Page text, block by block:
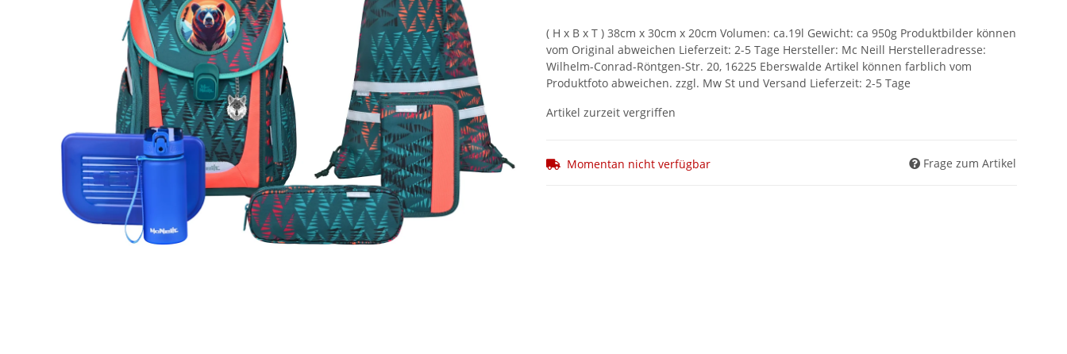
( H x B x T ) 38cm x 30cm x 20cm Volumen: ca.19l Gewicht: ca 950g Produktbilder können
vom Original abweichen Lieferzeit: 2-5 Tage Hersteller: Mc Neill Herstelleradresse:
Wilhelm-Conrad-Röntgen-Str. 20, 16225 Eberswalde Artikel können farblich vom
Produktfoto abweichen. zzgl. Mw St und Versand Lieferzeit: 2-5 Tage
Artikel zurzeit vergriffen
Momentan nicht verfügbar Frage zum Artikel